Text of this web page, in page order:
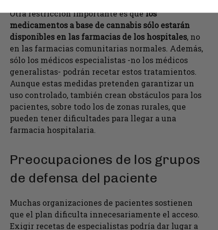
Otra restricción importante es quelos
medicamentos a base de cannabis sólo estarán
disponibles en las farmacias de los hospitales, no
en las farmacias comunitarias normales. Además,
sólo los médicos especialistas -no los médicos
generalistas- podrán recetar estos tratamientos.
Aunque estas medidas pretenden garantizar un
uso controlado, también crean obstáculos para los
pacientes, sobre todo los de zonas rurales, que
pueden tener dificultades para llegar a una
farmacia hospitalaria.
Preocupaciones de los grupos
de defensa del paciente
Muchas organizaciones de pacientes sostienen
que el plan dificulta innecesariamente el acceso.
Exigir recetas de especialistas podría dar lugar a